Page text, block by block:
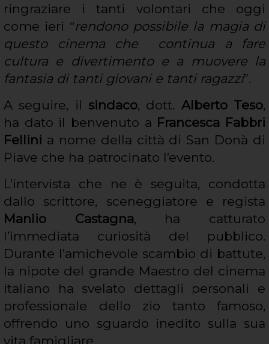
ringraziare i tanti volontari che oggi
come ieri “rendono possibile la magia di
questo cinema che continua a fare
cultura e divertimento e a muovere la
fantasia di tanti giovani e tanti ragazzi”.
A seguire, il sindaco, dott. Alberto Teso,
ha dato il benvenuto a Francesca Fabbri
Fellini a nome della città di San Donà di
Piave che ha patrocinato l’evento.
L’intervista che ne è seguita, condotta
dallo scrittore, sceneggiatore e regista
Manlio Castagna, ha catturato
l’immediata curiosità del pubblico.
Durante l’amichevole scambio di battute,
la nipote del grande Maestro del cinema
italiano ha svelato dettagli personali e
professionale dello zio tanto famoso,
offrendo uno sguardo inedito sulla sua
vita famigliare.